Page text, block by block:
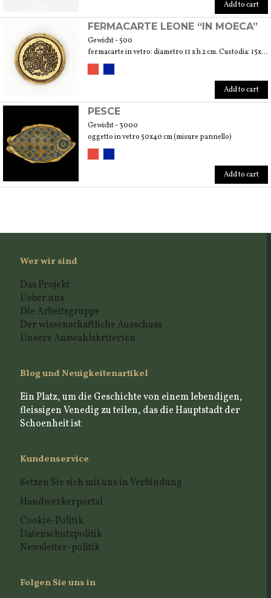
Add to cart
FERMACARTE LEONE “IN MOECA”
Gewicht - 500
fermacarte in vetro: diametro 11 x h 2 cm. Custodia: 15x15x4 cm
Add to cart
PESCE
Gewicht - 3000
oggetto in vetro 50x40 cm (misure pannello)
Add to cart
Wer wir sind
Das Projekt
Ueber uns
Die Arbeitsgruppe
Der wissenschaftliche Ausschuss
Unsere Auswahlskriterien
Blog und Neuigkeitenartikel
Ein Platz, um die Geschichte von einem lebendigen,
fleissigen Venedig zu teilen, das die Hauptstadt der
Schoenheit ist
Kundenservice
Setzen Sie sich mit uns in Verbindung
Handwerkerportal
Cookie-Politik
Datenschutzpolitik
Newsletter-politik
Folgen Sie uns in